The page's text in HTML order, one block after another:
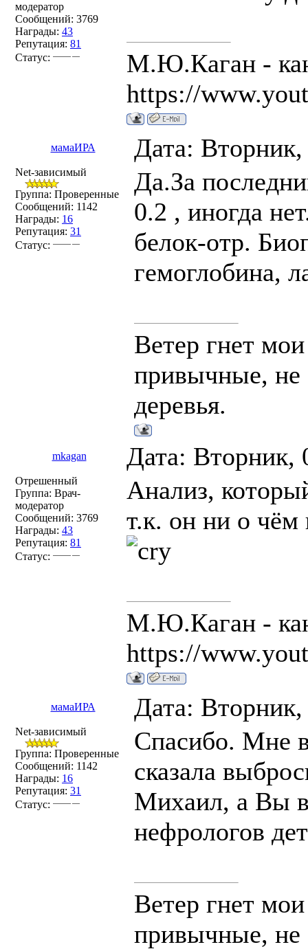
модератор
Сообщений: 3769
Награды: 43
Репутация: 81
Статус:
М.Ю.Каган -
https://
мамаИРА Дата:
Net-зависимый
Группа: Проверенные
Сообщений: 1142
Награды: 16
Репутация: 31
Статус:
Да.За
0.2 , иногда
белок-отр.
гемоглобина,
Ветер гнет
привычные, не
деревья.
mkagan Дата: Вторник,
Отрешенный
Группа: Врач-
модератор
Сообщений: 3769
Награды: 43
Репутация: 81
Статус:
Анализ,
т.к. он ни о чём
М.Ю.Каган -
https://
мамаИРА Дата:
Net-зависимый
Группа: Проверенные
Сообщений: 1142
Награды: 16
Репутация: 31
Статус:
Спасибо. Мне
сказала
Михаил, а Вы в
нефрологов
Ветер гнет
привычные, не